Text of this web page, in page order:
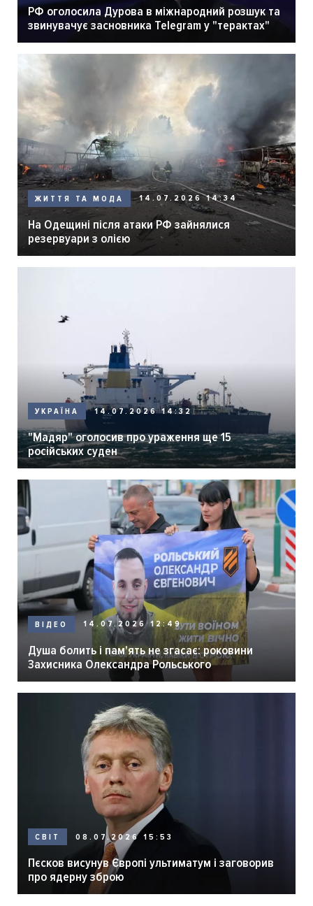
РФ оголосила Дурова в міжнародний розшук та
звинувачує засновника Telegram у "терактах"
ЖИТТЯ ТА МОДА 14.07.2026 14:34
На Одещині після атаки РФ зайнялися
резервуари з олією
УКРАЇНА 14.07.2026 14:32
"Мадяр" оголосив про ураження ще 15
російських суден
ВІДЕО 14.07.2026 12:49
Душа болить і пам'ять не згасає: роковини
Захисника Олександра Рольського
СВІТ 08.07.2026 15:53
Пєсков висунув Європі ультиматум і заговорив
про ядерну зброю